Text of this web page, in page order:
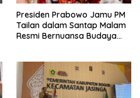
Presiden Prabowo Jamu PM
Tailan dalam Santap Malam
Resmi Bernuansa Budaya